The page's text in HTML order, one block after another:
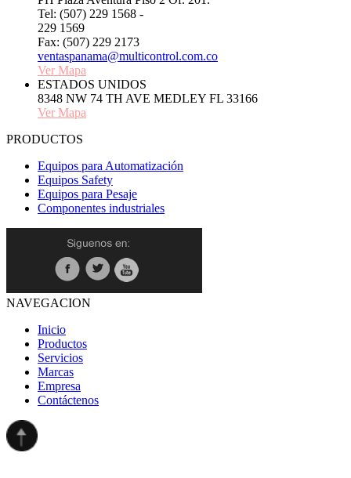
Tel: (507) 229 1568 -
229 1569
Fax: (507) 229 2173
ventaspanama@multicontrol.com.co
Ver Mapa
ESTADOS UNIDOS
8348 NW 74 TH AVE MEDLEY FL 33166
Ver Mapa
PRODUCTOS
Equipos para Automatización
Equipos Safety
Equipos para Pesaje
Componentes industriales
NAVEGACION
Inicio
Productos
Servicios
Marcas
Empresa
Contáctenos